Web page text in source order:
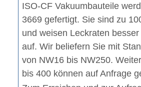
ISO-CF Vakuumbauteile
3669 gefertigt. Sie sind zu
und weisen Leckraten
auf. Wir beliefern Sie mit
von NW16 bis NW250.
bis 400 können auf Anfrage